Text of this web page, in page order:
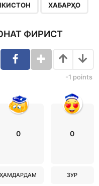
ХАБАРҲО
ФИРИСТ
-1 points
0
ҲАМДАРДАМ
0
ЗУР